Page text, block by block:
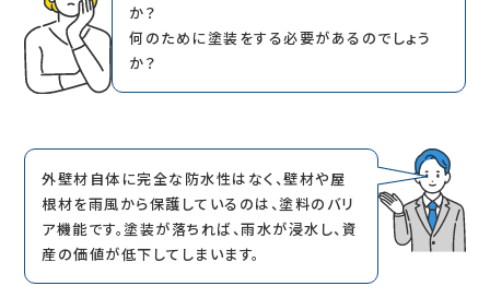
か？
何のために塗装をする必要があるのでしょう
か？
外壁材自体に完全な防水性はなく、壁材や屋
根材を雨風から保護しているのは、塗料のバリ
ア機能です。塗装が落ちれば、雨水が浸水し、資
産の価値が低下してしまいます。